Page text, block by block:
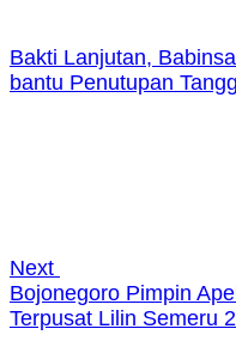
Bakti Lanjutan,
bantu Penutupan
Next
Bojonegoro Pimpin
Terpusat Lilin Semeru